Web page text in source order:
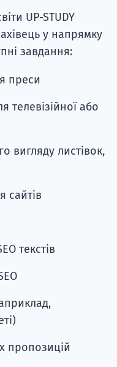
UP-STUDY
у напрямку
завдання:
преси
телевізійної або
вигляду листівок,
сайтів
текстів
пропозицій